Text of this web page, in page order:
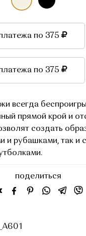
выбор цвета
выбор
по 375
по 375
всегда
прямой крой и
создать
и рубашками, так и
поделиться